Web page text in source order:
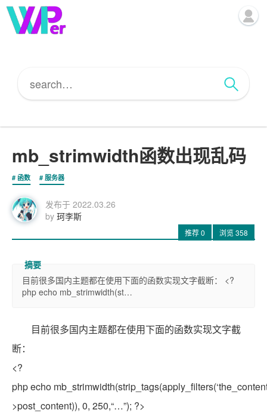
mb_strimwidth函数出现乱码
函数 服务器
发布于 2022.03.26
by 珂李斯
推荐0 浏览358
目前很多国内主题都在使用下面的函数实现文字截断： <?
php echo mb_strimwidth(st…
目前很多国内主题都在使用下面的函数实现文字截
断：
<?
phpecho mb_strimwidth(strip_tags
>post_content)), 0, 250,“…”); ?>